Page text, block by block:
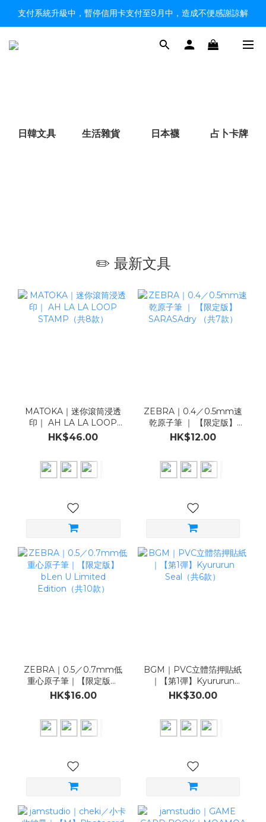
【限時9折】HK$149順豐自取、HK$299上門／OK免運費
支付系統升級中，暫停信用卡支付至8月中，造成不便感謝諒解
【限時9折】HK$149順豐自取、HK$299上門／OK免運費
日韓文具 生活雜貨 日本襪 占卜卡牌
✏️ 最新文具
MATOKA｜迷你滾筒浸透
印｜ AH LA LA LOOP
STAMP（共8款）
HK$46.00
ZEBRA｜0.4／0.5mm速
乾原子筆 ｜ 【限定版】
SARASAdry （共7款）
HK$12.00
ZEBRA｜0.5／0.7mm低
重心原子筆｜【限定版】
bLen U Limited
Edition（共10款）
HK$16.00
BGM｜PVC立體箔押貼紙
｜【第1彈】Kyururun
Seal（共6款）
HK$30.00